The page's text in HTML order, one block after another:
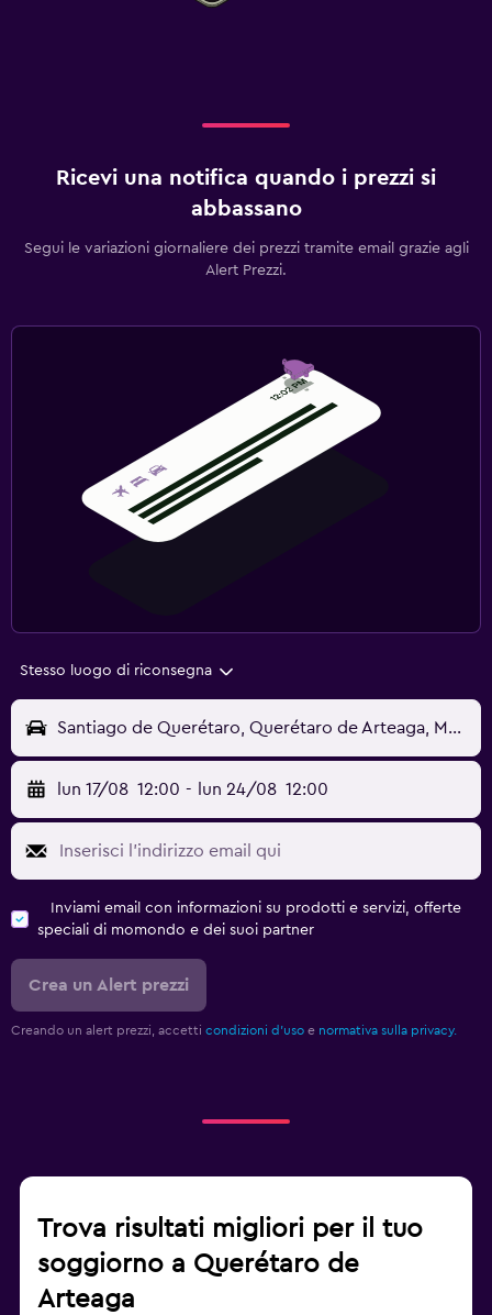
Ricevi una notifica quando i prezzi si
abbassano
Segui le variazioni giornaliere dei prezzi tramite email grazie agli
Alert Prezzi.
Stesso luogo di riconsegna
Santiago de Querétaro, Querétaro de Arteaga, Messico
lun 17/08 12:00 - lun 24/08 12:00
Inviami email con informazioni su prodotti e servizi, offerte
speciali di momondo e dei suoi partner
Crea un Alert prezzi
Creando un alert prezzi, accetti condizioni d'uso e normativa sulla privacy.
Trova risultati migliori per il tuo
soggiorno a Querétaro de
Arteaga